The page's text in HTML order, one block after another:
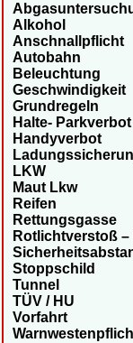
Alkohol
Anschnallpflicht
Autobahn
Beleuchtung
Geschwindigkeit
Grundregeln
Halte- Parkverbot
Handyverbot
LKW
Maut Lkw
Reifen
Rettungsgasse
Rotlichtverstoß
Stoppschild
Tunnel
TÜV / HU
Vorfahrt